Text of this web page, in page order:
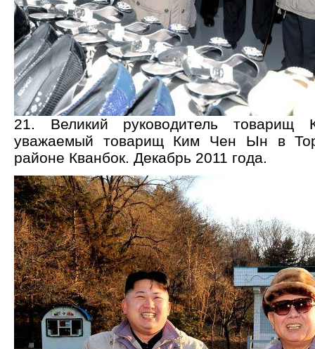
21. Великий руководитель
уважаемый товарищ Ким Чен Ын в
районе Кванбок. Декабрь 2011 года.